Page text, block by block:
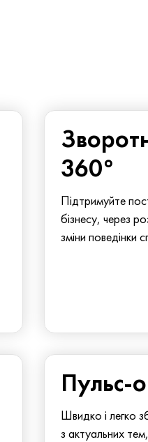
360°
Підтримуйте
бізнесу, через
зміни поведінки
Пульс-
Швидко і легко
з актуальних